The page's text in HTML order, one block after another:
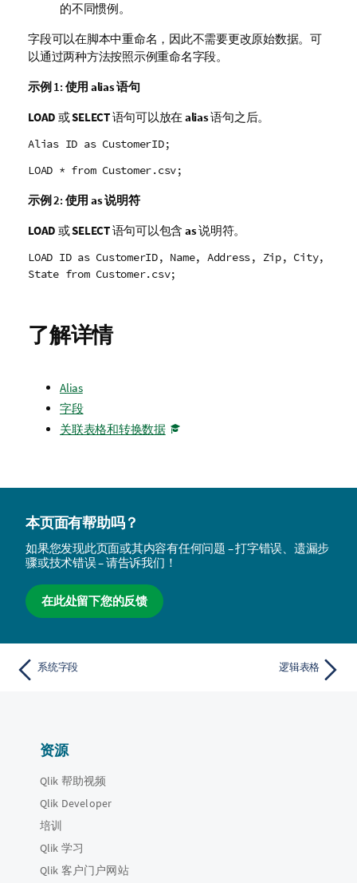
的不同惯例。
字段可以在脚本中重命名，因此不需要更改原始数据。可
以通过两种方法按照示例重命名字段。
示例 1: 使用 alias语句
LOAD 或SELECT语句可以放在 alias语句之后。
Alias ID as CustomerID;
LOAD * from Customer.csv;
示例 2: 使用 as说明符
LOAD 或SELECT语句可以包含 as说明符。
LOAD ID as CustomerID, Name, Address, Zip, City,
State from Customer.csv;
了解详情
Alias
字段
关联表格和转换数据
本页面有帮助吗？
如果您发现此页面或其内容有任何问题 – 打字错误、遗漏步
骤或技术错误 – 请告诉我们！
在此处留下您的反馈
系统字段 逻辑表格
资源
Qlik 帮助视频
Qlik Developer
培训
Qlik 学习
Qlik 客户门户网站